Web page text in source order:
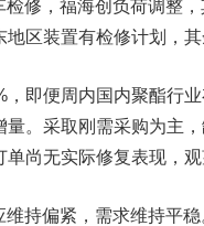
修，福海创负荷调整
区装置有检修计划，
即便周内国内聚酯行
。采取刚需采购为主
尚无实际修复表现，
持偏紧，需求维持平